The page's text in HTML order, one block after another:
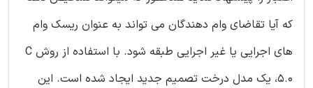
که آیا تقاضای وام دهندگان می تواند به عنوان ریسک وام
های اجرایی یا غیر اجرایی طبقه شود. با استفاده از روش C
5.0، یک مدل درخت تصمیم جدید ایجاد شده است. این